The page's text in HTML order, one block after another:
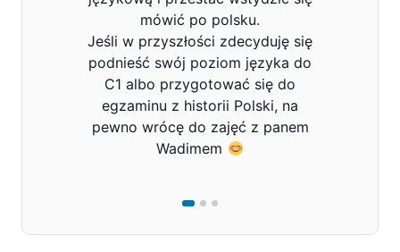
mówić po polsku.
Jeśli w przyszłości zdecyduję się
podnieść swój poziom języka do
C1 albo przygotować się do
egzaminu z historii Polski, na
pewno wrócę do zajęć z panem
Wadimem